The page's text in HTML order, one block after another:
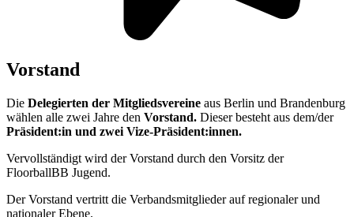
Vorstand
Die Delegierten der Mitgliedsvereine aus Berlin und Brandenburg
wählen alle zwei Jahre den Vorstand. Dieser besteht aus dem/der
Präsident:in und zwei Vize-Präsident:innen.
Vervollständigt wird der Vorstand durch den Vorsitz der
FloorballBB Jugend.
Der Vorstand vertritt die Verbandsmitglieder auf regionaler und
nationaler Ebene.